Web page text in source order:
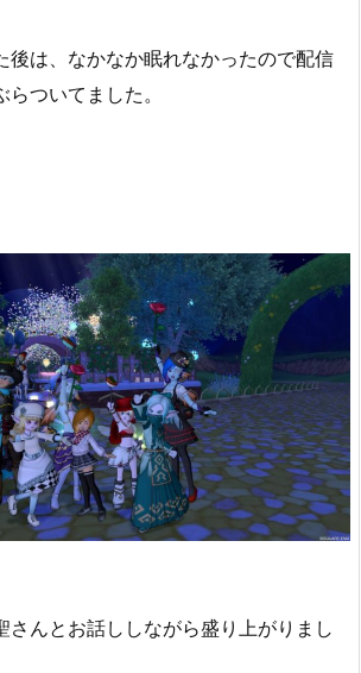
は、なかなか眠れなかったので配信
ついてました。
んとお話ししながら盛り上がりまし